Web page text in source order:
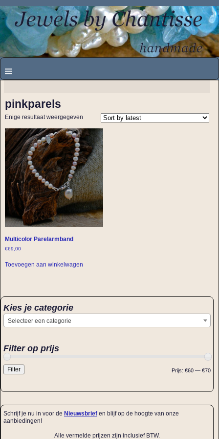
pinkparels
Enige resultaat weergegeven
Multicolor Parelarmband
€69,00
Toevoegen aan winkelwagen
Kies je categorie
Selecteer een categorie
Filter op prijs
Filter Prijs: €60 — €70
Schrijf je nu in voor de Nieuwsbrief en blijf op de hoogte van onze
aanbiedingen!
Alle vermelde prijzen zijn inclusief BTW.